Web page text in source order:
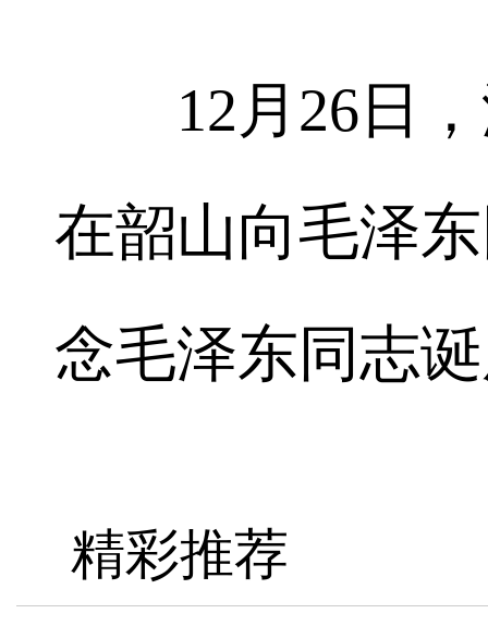
12月26日，
在韶山向毛泽
念毛泽东同志
精彩推荐